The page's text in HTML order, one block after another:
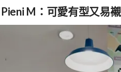
M：可愛有型又易